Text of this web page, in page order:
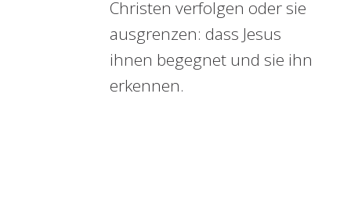
Christen verfolgen oder sie
ausgrenzen: dass Jesus
ihnen begegnet und sie ihn
erkennen.